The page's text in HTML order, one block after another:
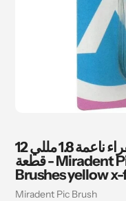
ميرادينت فرش انتردينتال صفراء ناعمة 1.8 مللي 12
قطعة - Miradent Pic-Brush® Interdental
Brushes yellow x-
بائع
Miradent Pic Brush